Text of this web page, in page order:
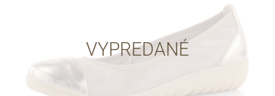
VYPREDANÉ